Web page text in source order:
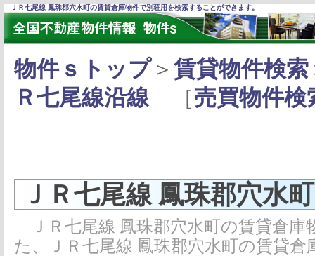
ＪＲ七尾線 鳳珠郡穴水町の賃貸倉庫物件で別荘用を検索することができます。
物件ｓトップ＞ 賃貸物件検索
Ｒ七尾線沿線［売買物件検
ＪＲ七尾線 鳳珠郡穴水
ＪＲ七尾線 鳳珠郡穴水町の賃貸倉
た、ＪＲ七尾線 鳳珠郡穴水町の賃貸